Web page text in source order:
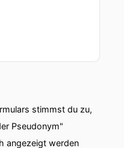
stimmst du zu,
Pseudonym"
angezeigt werden